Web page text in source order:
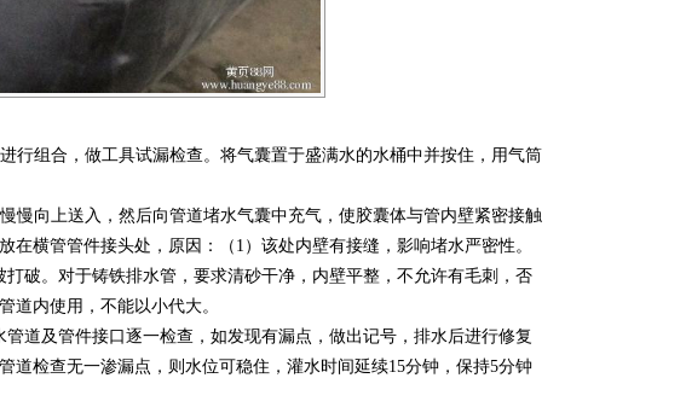
行组合，做工具试漏检查。将气囊置于盛满水的水桶中并按住，用气筒
慢向上送入，然后向管道堵水气囊中充气，使胶囊体与管内壁紧密接触
横管管件接头处，原因：（1）该处内壁有接缝，影响堵水严密性。
破。对于铸铁排水管，要求清砂干净，内壁平整，不允许有毛刺，否
道内使用，不能以小代大。
道及管件接口逐一检查，如发现有漏点，做出记号，排水后进行修复
检查无一渗漏点，则水位可稳住，灌水时间延续15分钟，保持5分钟